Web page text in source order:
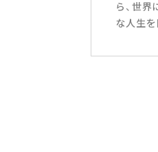
ら、世
な人生を